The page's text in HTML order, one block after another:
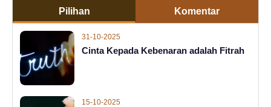
Pilihan Komentar
31-10-2025
Cinta Kepada Kebenaran adalah Fitrah
15-10-2025